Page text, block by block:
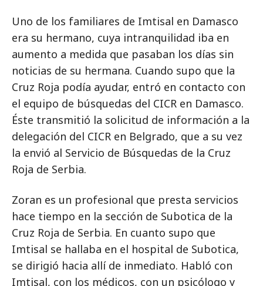
Uno de los familiares de Imtisal en Damasco
era su hermano, cuya intranquilidad iba en
aumento a medida que pasaban los días sin
noticias de su hermana. Cuando supo que la
Cruz Roja podía ayudar, entró en contacto con
el equipo de búsquedas del CICR en Damasco.
Éste transmitió la solicitud de información a la
delegación del CICR en Belgrado, que a su vez
la envió al Servicio de Búsquedas de la Cruz
Roja de Serbia.
Zoran es un profesional que presta servicios
hace tiempo en la sección de Subotica de la
Cruz Roja de Serbia. En cuanto supo que
Imtisal se hallaba en el hospital de Subotica,
se dirigió hacia allí de inmediato. Habló con
Imtisal, con los médicos, con un psicólogo y